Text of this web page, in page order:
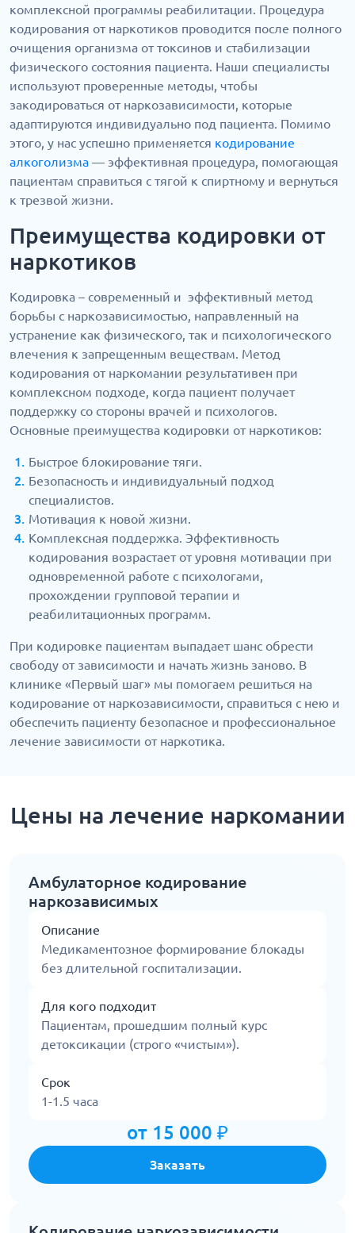
комплексной программы реабилитации. Процедура
кодирования от наркотиков проводится после полного
очищения организма от токсинов и стабилизации
физического состояния пациента. Наши специалисты
используют проверенные методы, чтобы
закодироваться от наркозависимости, которые
адаптируются индивидуально под пациента. Помимо
этого, у нас успешно применяется кодирование
алкоголизма — эффективная процедура, помогающая
пациентам справиться с тягой к спиртному и вернуться
к трезвой жизни.
Преимущества кодировки от
наркотиков
Кодировка – современный и эффективный метод
борьбы с наркозависимостью, направленный на
устранение как физического, так и психологического
влечения к запрещенным веществам. Метод
кодирования от наркомании результативен при
комплексном подходе, когда пациент получает
поддержку со стороны врачей и психологов.
Основные преимущества кодировки от наркотиков:
Быстрое блокирование тяги.
Безопасность и индивидуальный подход
специалистов.
Мотивация к новой жизни.
Комплексная поддержка. Эффективность
кодирования возрастает от уровня мотивации при
одновременной работе с психологами,
прохождении групповой терапии и
реабилитационных программ.
При кодировке пациентам выпадает шанс обрести
свободу от зависимости и начать жизнь заново. В
клинике «Первый шаг» мы помогаем решиться на
кодирование от наркозависимости, справиться с нею и
обеспечить пациенту безопасное и профессиональное
лечение зависимости от наркотика.
Цены на лечение наркомании
Амбулаторное кодирование
наркозависимых
Описание
Медикаментозное формирование блокады
без длительной госпитализации.
Для кого подходит
Пациентам, прошедшим полный курс
детоксикации (строго «чистым»).
Срок
1-1.5 часа
от 15 000 ₽
Заказать